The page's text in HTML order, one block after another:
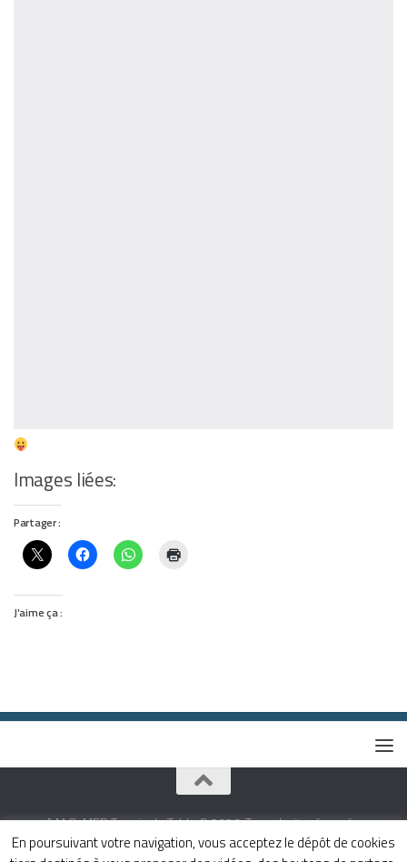
Images liées:
Partager :
J’aime ça :
A.M.O. MER Tennis de Table © 2026. Tous droits réservés.
Fièrement propulsé par - Conçu parThème Hueman
En poursuivant votre navigation, vous acceptez le dépôt de cookies